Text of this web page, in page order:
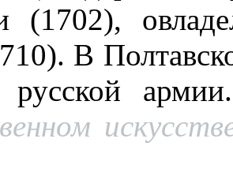
(1702),
В
русской